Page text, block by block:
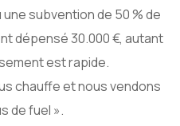
subvention de 50 % de
dépensé 30.000€, autant
est rapide.
chauffe et nous vendons
de fuel ».